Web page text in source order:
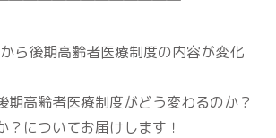
ら後期高齢者医療制度の内容が変化
期高齢者医療制度がどう変わるのか？
？についてお届けします！